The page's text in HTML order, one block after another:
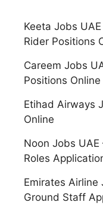
Keeta Jobs
Rider Positions
Careem Jobs
Positions
Etihad Airways
Online
Noon Jobs UAE
Roles
Emirates Airline
Ground Staff